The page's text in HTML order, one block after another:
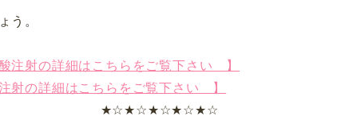
う。
注射の詳細はこちらをご覧下さい 】
射の詳細はこちらをご覧下さい 】
★☆★☆★☆★☆★☆